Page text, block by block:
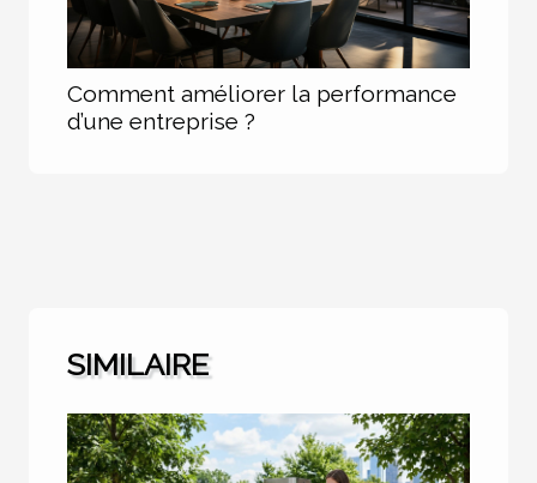
Comment améliorer la performance
d’une entreprise ?
SIMILAIRE